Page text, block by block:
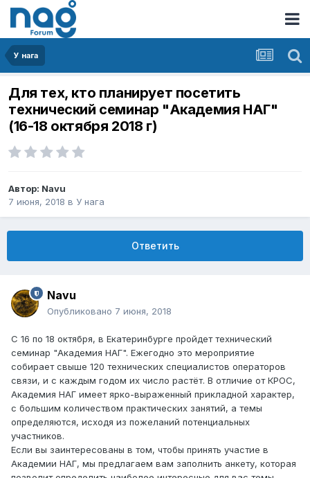
У нага
Для тех, кто планирует посетить
технический семинар "Академия НАГ"
(16-18 октября 2018 г)
Автор: Navu
7 июня, 2018 в У нага
Ответить
Navu
Опубликовано 7 июня, 2018
С 16 по 18 октября, в Екатеринбурге пройдет технический
семинар "Академия НАГ". Ежегодно это мероприятие
собирает свыше 120 технических специалистов операторов
связи, и с каждым годом их число растёт. В отличие от КРОС,
Академия НАГ имеет ярко-выраженный прикладной характер,
с большим количеством практических занятий, а темы
определяются, исходя из пожеланий потенциальных
участников.
Если вы заинтересованы в том, чтобы принять участие в
Академии НАГ, мы предлагаем вам заполнить анкету, которая